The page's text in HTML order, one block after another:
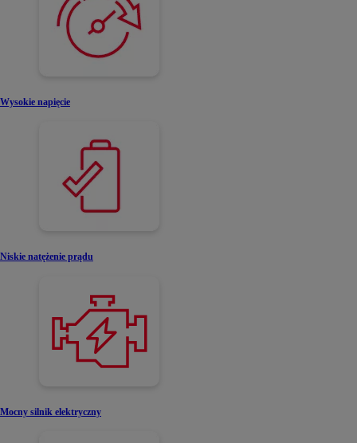
Wysokie napięcie
Niskie natężenie prądu
Mocny silnik elektryczny